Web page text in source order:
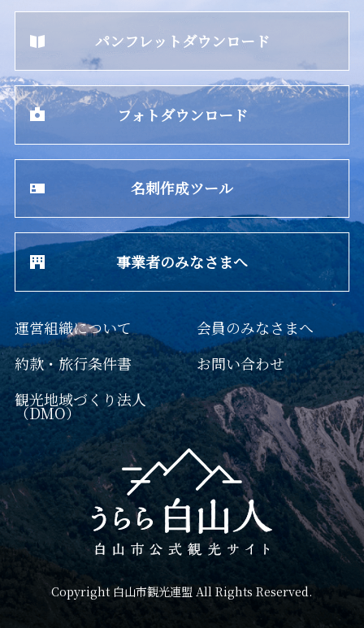
パンフレットダウンロード
フォトダウンロード
名刺作成ツール
事業者のみなさまへ
運営組織について
約款・旅行条件書
観光地域づくり法人
（DMO）
会員のみなさまへ
お問い合わせ
Copyright 白山市観光連盟 All Rights Reserved.